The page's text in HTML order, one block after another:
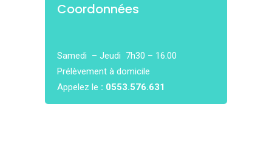
Coordonnées
Samedi – Jeudi 7h30 – 16.00
Prélèvement à domicile
Appelez le : 0553.576.631